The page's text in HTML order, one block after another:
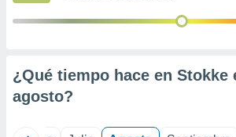
de
1199
¿Qué tiempo hace en Stokke
agosto?